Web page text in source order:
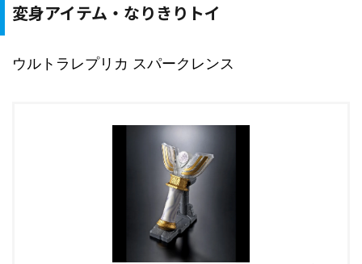
変身アイテム・なりきりトイ
ウルトラレプリカ スパークレンス